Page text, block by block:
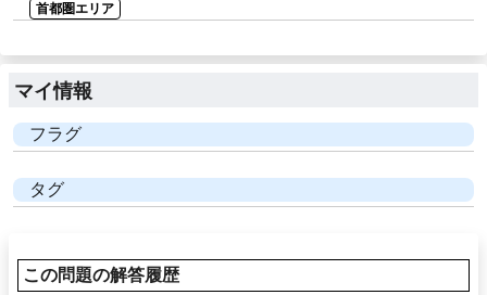
首都圏エリア
マイ情報
フラグ
タグ
この問題の解答履歴